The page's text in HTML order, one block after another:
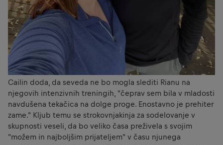
Cailin doda, da seveda ne bo mogla slediti Rianu na
njegovih intenzivnih treningih, "čeprav sem bila v mladosti
navdušena tekačica na dolge proge. Enostavno je prehiter
zame." Kljub temu se strokovnjakinja za sodelovanje v
skupnosti veseli, da bo veliko časa preživela s svojim
"možem in najboljšim prijateljem" v času njunega